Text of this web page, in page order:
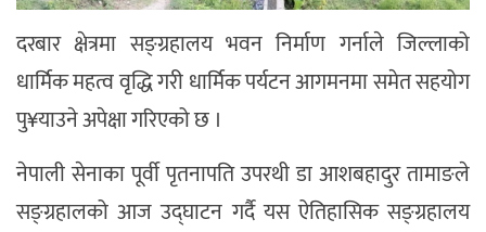
दरबार क्षेत्रमा सङ्ग्रहालय भवन निर्माण गर्नाले जिल्लाको
धार्मिक महत्व वृद्धि गरी धार्मिक पर्यटन आगमनमा समेत सहयोग
पु¥याउने अपेक्षा गरिएको छ ।
नेपाली सेनाका पूर्वी पृतनापति उपरथी डा आशबहादुर तामाङले
सङ्ग्रहालको आज उद्घाटन गर्दै यस ऐतिहासिक सङ्ग्रहालय